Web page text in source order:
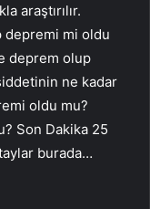
araştırılır.
depremi mi oldu
deprem olup
ne kadar
oldu mu?
Son Dakika 25
burada…